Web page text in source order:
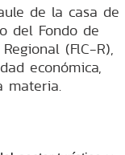
de la casa de
del Fondo de
(FlC-R),
económica,
materia.